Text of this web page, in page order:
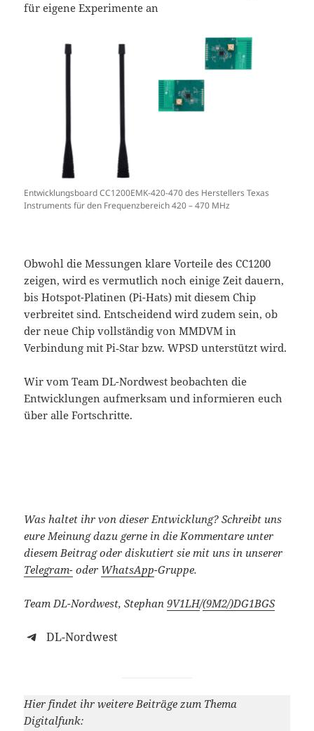
für eigene Experimente an
Entwicklungsboard CC1200EMK-420-470 des Herstellers Texas
Instruments für den Frequenzbereich 420 – 470 MHz
Obwohl die Messungen klare Vorteile des CC1200
zeigen, wird es vermutlich noch einige Zeit dauern,
bis Hotspot-Platinen (Pi-Hats) mit diesem Chip
verbreitet sind. Entscheidend wird zudem sein, ob
der neue Chip vollständig von MMDVM in
Verbindung mit Pi‑Star bzw. WPSD unterstützt wird.
Wir vom Team DL-Nordwest beobachten die
Entwicklungen aufmerksam und informieren euch
über alle Fortschritte.
Was haltet ihr von dieser Entwicklung?Schreibt uns
eure Meinung dazu gerne in die Kommentare unter
diesem Beitrag oder diskutiert sie mit uns in unserer
Telegram- oder WhatsApp-Gruppe.
Team DL-Nordwest, Stephan9V1LH/(9M2/)DG1BGS
DL-Nordwest
Hier findet ihr weitere Beiträge zum Thema
Digitalfunk: